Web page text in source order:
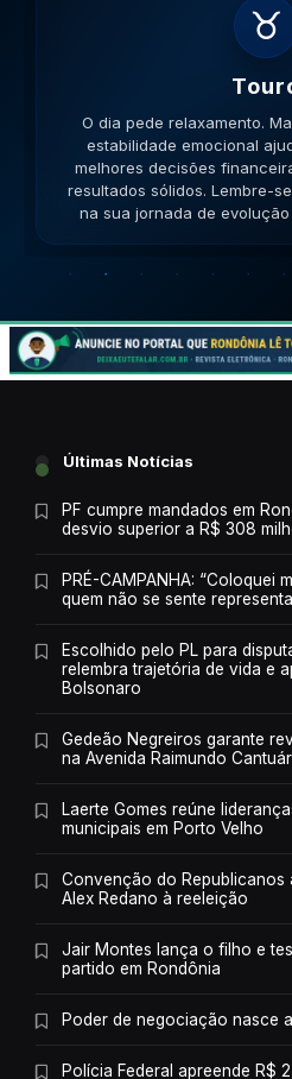
♊
O dia pede movimento.
versatilidade é seu ponto
impasses de forma criativa. A
sucesso. Lembre-se que
jornada de evolução e
Últimas Notícias
PF cumpre mandados em
desvio superior a R$ 308
PRÉ-CAMPANHA: “Coloquei
quem não se sente
Escolhido pelo PL para
relembra trajetória de vida e
Bolsonaro
Gedeão Negreiros garante
na Avenida Raimundo
Laerte Gomes reúne
municipais em Porto Velho
Convenção do Republicanos
Alex Redano à reeleição
Jair Montes lança o filho e
partido em Rondônia
Poder de negociação nasce
Polícia Federal apreende R$